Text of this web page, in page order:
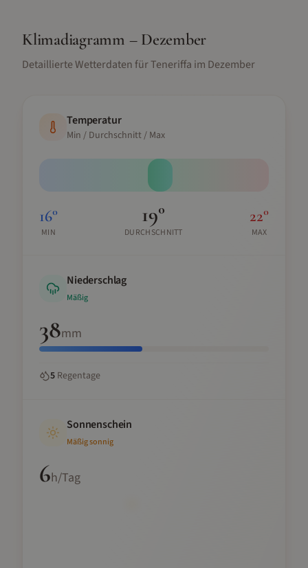
Klimadiagramm – Dezember
Detaillierte Wetterdaten fürTeneriffa im Dezember
Temperatur
Min / Durchschnitt / Max
16°
MIN
19°
DURCHSCHNITT
22°
MAX
Niederschlag
Mäßig
38mm
5 Regentage
Sonnenschein
Mäßig sonnig
6h/Tag